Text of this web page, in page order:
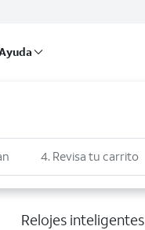
4. Revisa tu carrito
Relojes inteligentes